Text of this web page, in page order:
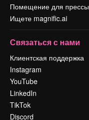
Помещение для прессы
Ищете magnific.ai
Связаться с нами
Клиентская поддержка
Instagram
YouTube
LinkedIn
TikTok
Discord